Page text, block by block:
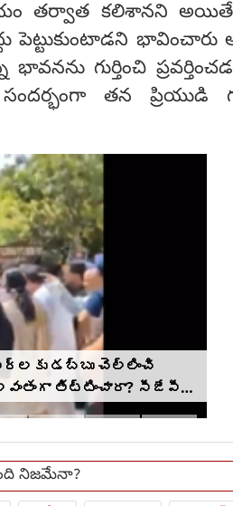
తర్వాత కలిశానని
పెట్టుకుంటాడని
గుర్తించి
తన ప్రియుడి
డబ్బు చెల్లించి
తిట్టించారా? సీజేపీ
నిజమేనా?